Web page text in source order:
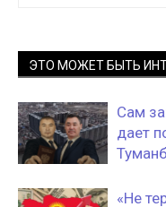
ЭТО МОЖЕТ БЫТЬ
Сам
дает
«Не